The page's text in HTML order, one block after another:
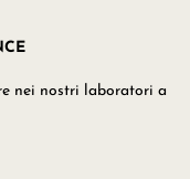
nei nostri laboratori a